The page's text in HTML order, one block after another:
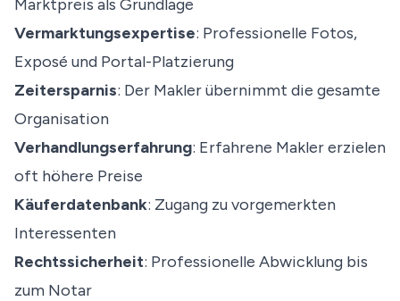
Marktpreis als Grundlage
Vermarktungsexpertise: Professionelle Fotos,
Exposé und Portal-Platzierung
Zeitersparnis: Der Makler übernimmt die gesamte
Organisation
Verhandlungserfahrung: Erfahrene Makler erzielen
oft höhere Preise
Käuferdatenbank: Zugang zu vorgemerkten
Interessenten
Rechtssicherheit: Professionelle Abwicklung bis
zum Notar